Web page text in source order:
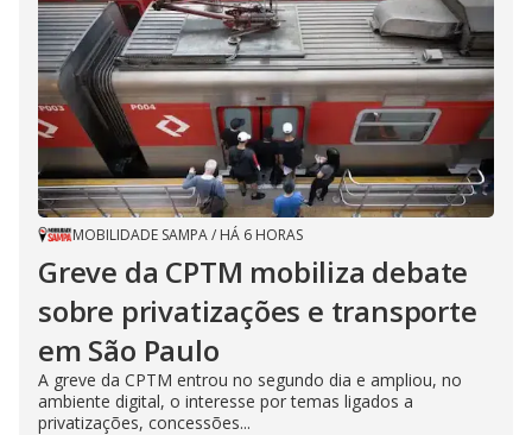
MOBILIDADE SAMPA/ HÁ 6 HORAS
Greve da CPTM mobiliza debate
sobre privatizações e transporte
em São Paulo
A greve da CPTM entrou no segundo dia e ampliou, no
ambiente digital, o interesse por temas ligados a
privatizações, concessões...